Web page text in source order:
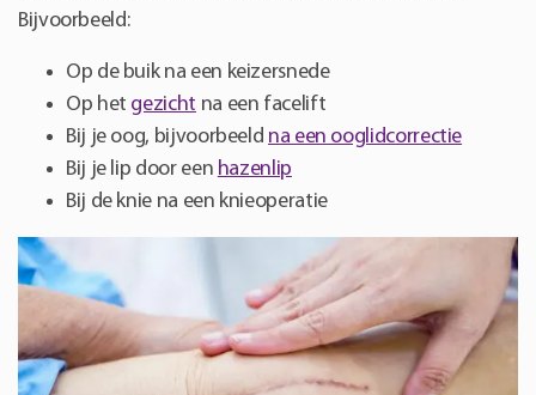
Bijvoorbeeld:
Op de buik na een keizersnede
Op het gezicht na een facelift
Bij je oog, bijvoorbeeld na een ooglidcorrectie
Bij je lip door een hazenlip
Bij de knie na een knieoperatie